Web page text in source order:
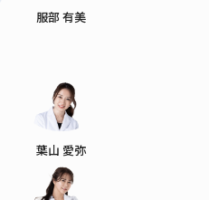
服部 有美
葉山 愛弥